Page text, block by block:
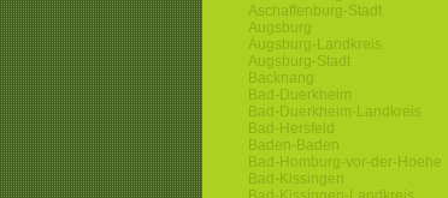
Aschaffenburg-Stadt
Augsburg
Augsburg-Landkreis
Augsburg-Stadt
Backnang
Bad-Duerkheim
Bad-Duerkheim-Landkreis
Bad-Hersfeld
Baden-Baden
Bad-Homburg-vor-der-Hoehe
Bad-Kissingen